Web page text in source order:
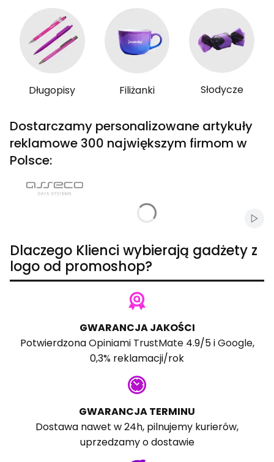
Długopisy Filiżanki Słodycze
Dostarczamy personalizowane artykuły
reklamowe 300 największym firmom w
Polsce:
Dlaczego Klienci wybierają gadżety z
logo od promoshop?
GWARANCJA JAKOŚCI
PotwierdzonaOpiniami TrustMate4.9/5 iGoogle,
0,3% reklamacji/rok
GWARANCJA TERMINU
Dostawa nawet w 24h, pilnujemy kurierów,
uprzedzamy o dostawie